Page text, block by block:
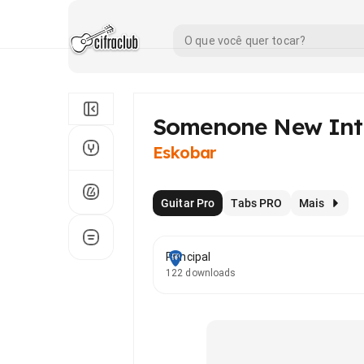
Somenone New
Eskobar
Guitar Pro Tabs PRO Mais
Principal
122 downloads